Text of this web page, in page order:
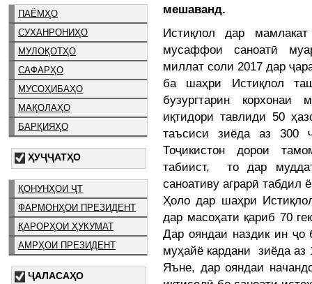
ПАЁМҲО
СУХАНРОНИҲО
МУЛОҚОТҲО
САФАРҲО
МУСОҲИБАҲО
МАҚОЛАҲО
БАРҚИЯҲО
ҲУҶҶАТҲО
ҚОНУНҲОИ ҶТ
ФАРМОНҲОИ ПРЕЗИДЕНТ
ҚАРОРҲОИ ҲУКУМАТ
АМРҲОИ ПРЕЗИДЕНТ
ҶАЛАСАҲО
мешаванд.
Истиқлол дар
мусаффои саноатӣ
миллат соли 2017 дар
ба шаҳри Истиқлол
бузургтарин
иқтидори тавлиди 50
таъсиси зиёда аз 300
Тоҷикистон дорои
табиист, то дар
саноативу аграрӣ табдил
Ҳоло дар шаҳри
дар масоҳати қариб 70
Дар ояндаи наздик ин ҷо
муҳайё кардани зиёда аз
Яъне, дар ояндаи